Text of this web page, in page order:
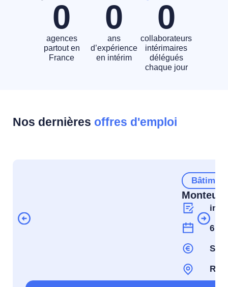
agences
partout en
France
0
ans
d’expérience
en intérim
0
collaborateurs
intérimaires
délégués
chaque jour
0
Nos dernières offres d'emploi
Bâtiment
Monteur
6